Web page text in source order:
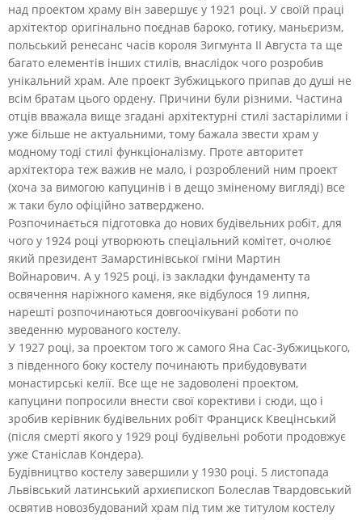
над проектом храму він завершує у 1921 році. У своїй праці
архітектор оригінально поєднав бароко, готику, маньєризм,
польський ренесанс часів короля Зигмунта ІІ Августа та ще
багато елементів інших стилів, внаслідок чого розробив
унікальний храм. Але проект Зубжицького припав до душі не
всім братам цього ордену. Причини були різними. Частина
отців вважала вище згадані архітектурні стилі застарілими і
уже більше не актуальними, тому бажала звести храм у
модному тоді стилі функціоналізму. Проте авторитет
архітектора теж важив не мало, і розроблений ним проект
(хоча за вимогою капуцинів і в дещо зміненому вигляді) все
ж таки було офіційно затверджено.
Розпочинається підготовка до нових будівельних робіт, для
чого у 1924 році утворюють спеціальний комітет, очолює
який президент Замарстинівської гміни Мартин
Войнарович. А у 1925 році, із закладки фундаменту та
освячення наріжного каменя, яке відбулося 19 липня,
нарешті розпочинаються довгоочікувані роботи по
зведенню мурованого костелу.
У 1927 році, за проектом того ж самого Яна Сас-Зубжицького,
з південного боку костелу починають прибудовувати
монастирські келії. Все ще не задоволені проектом,
капуцини попросили внести свої корективи і сюди, що і
зробив керівник будівельних робіт Франциск Квецінський
(після смерті якого у 1929 році будівельні роботи продовжує
уже Станіслав Кондера).
Будівництво костелу завершили у 1930 році. 5 листопада
Львівський латинський архиєпископ Болеслав Твардовський
освятив новозбудований храм під тим же титулом костелу